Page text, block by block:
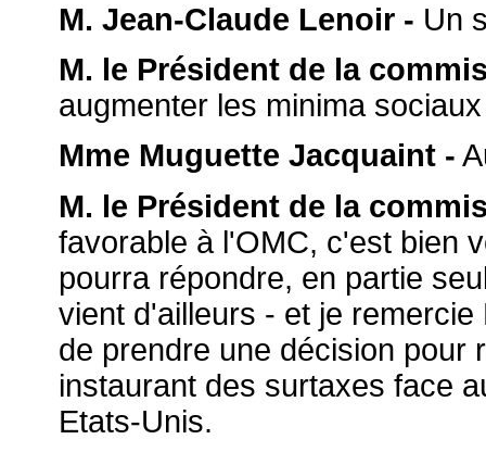
M. Jean-Claude Lenoir - Un
M. le Président de la
augmenter les minima
Mme Muguette Jacquaint -
M. le Président de la
favorable à l'OMC, c'est bien
pourra répondre, en partie
vient d'ailleurs - et je
de prendre une décision pour
instaurant des surtaxes face
Etats-Unis.